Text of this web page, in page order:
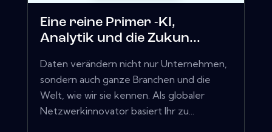
Eine reine Primer -KI,
Analytik und die Zukun...
Daten verändern nicht nur Unternehmen,
sondern auch ganze Branchen und die
Welt, wie wir sie kennen. Als globaler
Netzwerkinnovator basiert Ihr zu...